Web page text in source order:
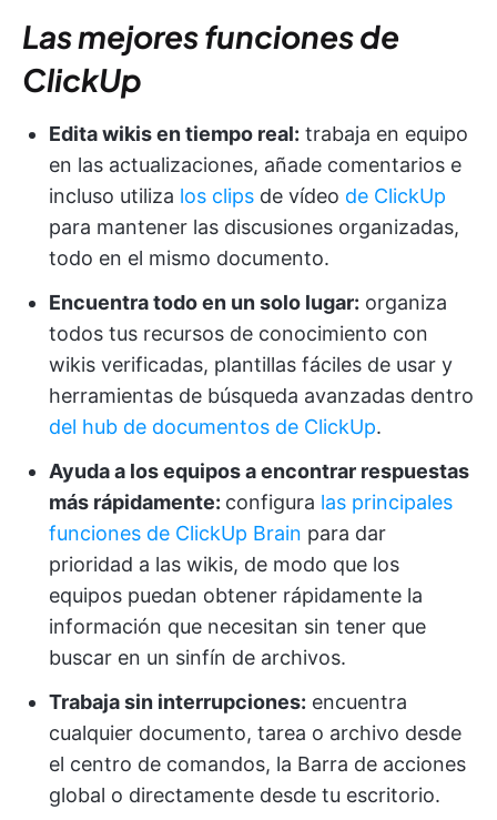
Las mejores funciones de
ClickUp
Edita wikis en tiempo real: trabaja en equipo
en las actualizaciones, añade comentarios e
incluso utiliza los clips de vídeo de ClickUp
para mantener las discusiones organizadas,
todo en el mismo documento.
Encuentra todo en un solo lugar: organiza
todos tus recursos de conocimiento con
wikis verificadas, plantillas fáciles de usar y
herramientas de búsqueda avanzadas dentro
del hub de documentos de ClickUp.
Ayuda a los equipos a encontrar respuestas
más rápidamente: configura las principales
funciones de ClickUp Brain para dar
prioridad a las wikis, de modo que los
equipos puedan obtener rápidamente la
información que necesitan sin tener que
buscar en un sinfín de archivos.
Trabaja sin interrupciones: encuentra
cualquier documento, tarea o archivo desde
el centro de comandos, la Barra de acciones
global o directamente desde tu escritorio.